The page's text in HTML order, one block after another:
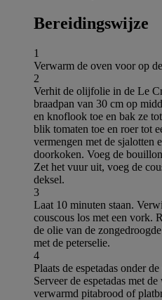
Bereidingswijze
1
Verwarm de oven voor op
2
Verhit de olijfolie in de Le
braadpan van 30 cm op
en knoflook toe en bak ze
blik tomaten toe en roer tot
vermengen met de sjalotten
doorkoken. Voeg de
Zet het vuur uit, voeg de
deksel.
3
Laat 10 minuten staan.
couscous los met een vork.
de olie van de
met de peterselie.
4
Plaats de espetadas onder
Serveer de espetadas met
verwarmd pitabrood of